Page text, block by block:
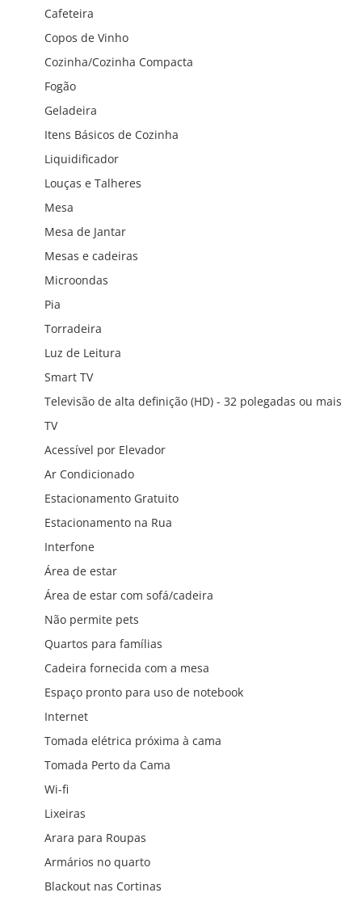
Cafeteira
Copos de Vinho
Cozinha/Cozinha Compacta
Fogão
Geladeira
Itens Básicos de Cozinha
Liquidificador
Louças e Talheres
Mesa
Mesa de Jantar
Mesas e cadeiras
Microondas
Pia
Torradeira
Luz de Leitura
Smart TV
Televisão de alta definição (HD) - 32 polegadas ou mais
TV
Acessível por Elevador
Ar Condicionado
Estacionamento Gratuito
Estacionamento na Rua
Interfone
Área de estar
Área de estar com sofá/cadeira
Não permite pets
Quartos para famílias
Cadeira fornecida com a mesa
Espaço pronto para uso de notebook
Internet
Tomada elétrica próxima à cama
Tomada Perto da Cama
Wi-fi
Lixeiras
Arara para Roupas
Armários no quarto
Blackout nas Cortinas